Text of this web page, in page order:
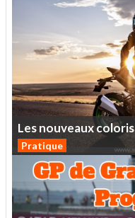
Lesnouveauxcoloris
Pratique